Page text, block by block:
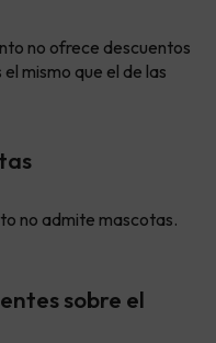
no ofrece descuentos
mismo que el de las
no admite mascotas.
sobre el